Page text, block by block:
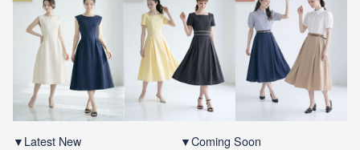
▼Latest New ▼Coming Soon